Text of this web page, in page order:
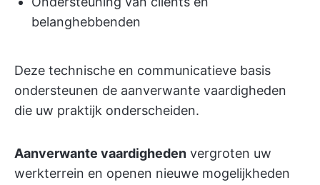
belanghebbenden
Deze technische en communicatieve basis
ondersteunen de aanverwante vaardigheden
die uw praktijk onderscheiden.
Aanverwante vaardigheden vergroten uw
werkterrein en openen nieuwe mogelijkheden